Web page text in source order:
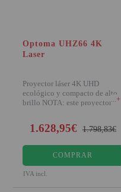
Optoma UHZ66 4K
Laser
Proyector láser 4K UHD
ecológico y compacto de alto
brillo NOTA: este proyector es+
1.628,95€ 1.798,83€
COMPRAR
IVA incl.